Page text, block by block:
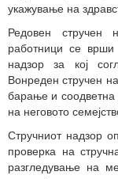
укажување на
Редовен стручен
работници се
надзор за кој
Вонреден стручен
барање и соодветна
на неговото
Стручниот надзор
проверка на
разгледување на